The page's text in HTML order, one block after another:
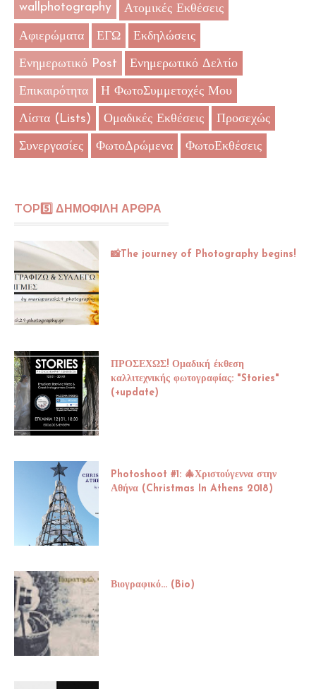
wallphotography
Ατομικές Εκθέσεις
Αφιερώματα ΕΓΩ Εκδηλώσεις
Ενημερωτικό Post Ενημερωτικό Δελτίο
Επικαιρότητα Η ΦωτοΣυμμετοχές Μου
Λίστα (Lists) Ομαδικές Εκθέσεις Προσεχώς
Συνεργασίες ΦωτοΔρώμενα ΦωτοΕκθέσεις
TOP5️⃣ ΔΗΜΟΦΙΛΗ ΑΡΘΡΑ
📸The journey of Photography begins!
ΠΡΟΣΕΧΩΣ! Ομαδική έκθεση
καλλιτεχνικής φωτογραφίας: "Stories"
(+update)
Photoshoot #1: 🎄Χριστούγεννα στην
Αθήνα (Christmas In Athens 2018)
Βιογραφικό... (Bio)